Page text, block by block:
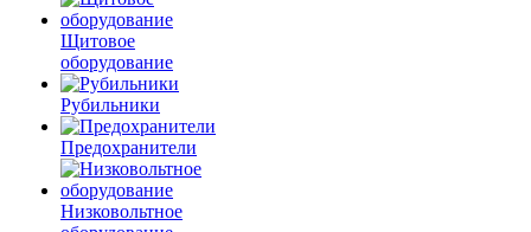
Щитовое
оборудование
Рубильники
Предохранители
Низковольтное